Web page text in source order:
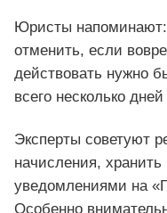
Юристы
отменить, если
действовать нужно
всего несколько
Эксперты советуют
начисления,
уведомлениями на
Особенно